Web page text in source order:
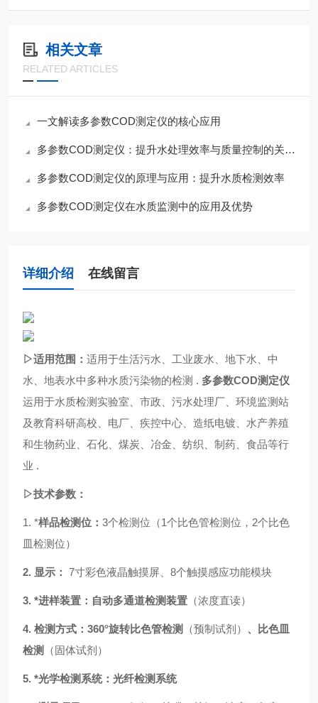
相关文章
RELATED ARTICLES
一文解读多参数COD测定仪的核心应用
多参数COD测定仪：提升水处理效率与质量控制的关键工具
多参数COD测定仪的原理与应用：提升水质检测效率
多参数COD测定仪在水质监测中的应用及优势
详细介绍 在线留言
▷适用范围： 适用于生活污水、工业废水、地下水、中
水、地表水中多种水质污染物的检测 . 多参数COD测定仪
运用于水质检测实验室、市政、污水处理厂、环境监测站
及教育科研高校、电厂、疾控中心、造纸电镀、水产养殖
和生物药业、石化、煤炭、冶金、纺织、制药、食品等行
业 .
▷技术参数：
1. *样品检测位： 3个检测位（1个比色管检测位 ， 2个比色
皿检测位）
2. 显示： 7寸彩色液晶触摸屏 8个触摸感应功能模块
3. *进样装置：自动多通道检测装置 （浓度直读）
4. 检测方式： 360°旋转比色管检测 （预制试剂） 、比色皿
检测
（固体试剂）
5. *光学检测系统：光纤检测系统